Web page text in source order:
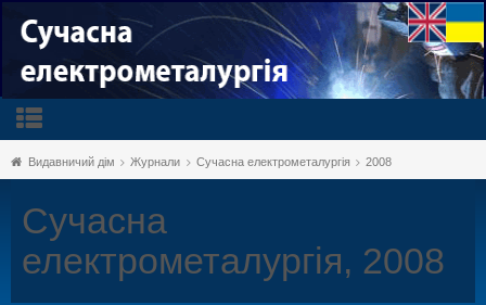
Видавничий дім Журнали Сучасна електрометалургія 2008
Сучасна
електрометалургія, 2008